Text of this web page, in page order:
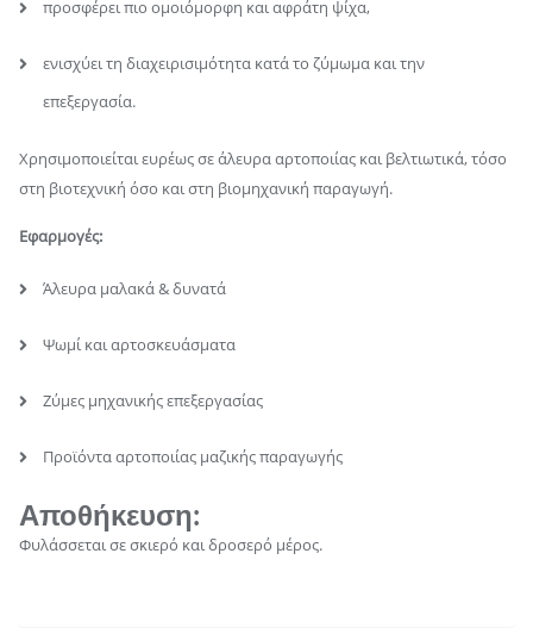
προσφέρει πιο ομοιόμορφη και αφράτη ψίχα,
ενισχύει τη διαχειρισιμότητα κατά το ζύμωμα και την
επεξεργασία.
Χρησιμοποιείται ευρέως σε άλευρα αρτοποιίας και βελτιωτικά, τόσο
στη βιοτεχνική όσο και στη βιομηχανική παραγωγή.
Εφαρμογές:
Άλευρα μαλακά & δυνατά
Ψωμί και αρτοσκευάσματα
Ζύμες μηχανικής επεξεργασίας
Προϊόντα αρτοποιίας μαζικής παραγωγής
Αποθήκευση:
Φυλάσσεται σε σκιερό και δροσερό μέρος.